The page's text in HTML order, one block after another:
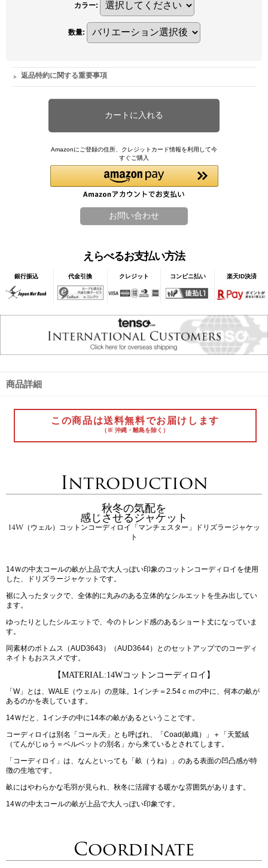
カラー:
数量:
返品特約に関する重要事項
Amazonにご登録の住所、クレジットカード情報を利用して今
すぐご購入
えらべるお支払い方法
銀行振込 代金引換 クレジット コンビニ払い 楽天ID決済
商品詳細
この商品は送料無料でお届けします
（※ 沖縄・離島を除く）
Introduction
秋冬の気配を
感じさせるジャケット
14W（ウェル）コットンコーディロイ「マンチェスター」ドリズラージャケッ
ト
14Ｗの中太コールの畝が上品で大人っぽい印象のコットンコーディロイを使用
した、ドリズラージャケットです。
裾に入ったタックで、全体的に丸みのある立体的なシルエットを生み出してい
ます。
ゆったりとしたシルエットで、今のトレンド感のあるショート丈になっていま
す。
同素材のボトムス（AUD3643）（AUD3644）とのセットアップでのコーディ
ネイトもおススメです。
【MATERIAL:14Wコットンコーディロイ】
「W」とは、WALE（ウェル）の意味。1インチ＝2.54ｃｍの中に、何本の畝が
あるのかを表しています。
14Ｗだと、1インチの中に14本の畝があるということです。
コーディロイは別名「コール天」とも呼ばれ、「Coad(畝織）」＋「天鷲絨
（てんがじゅう＝ベルベットの別名」から来ているとされてします。
「コーディロイ」は、なんといっても「畝（うね）」のある表面の凹凸感が特
徴の生地です。
畝にはやわらかな毛羽が見られ、秋冬に活躍する暖かな雰囲気があります。
14Ｗの中太コールの畝が上品で大人っぽい印象です。
Coordinate